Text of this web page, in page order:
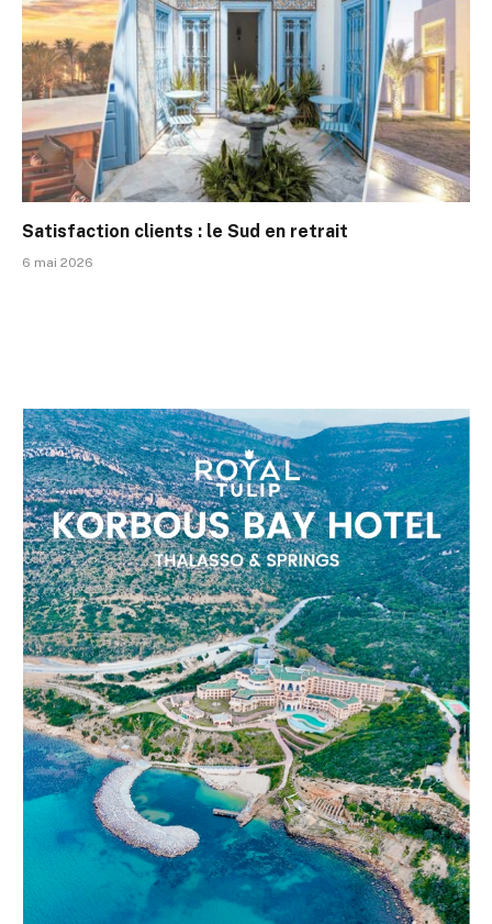
Satisfaction clients : le Sud en retrait
6 mai 2026